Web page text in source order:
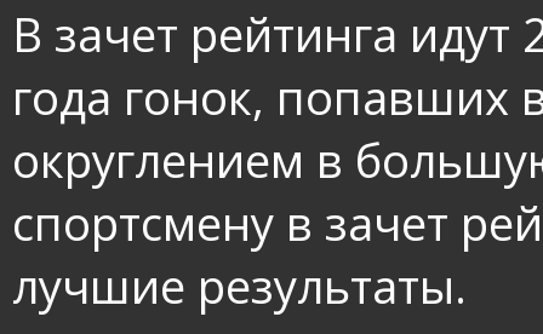
В зачет рейтинга
года гонок, попавших
округлением в
спортсмену в зачет
лучшие результаты.